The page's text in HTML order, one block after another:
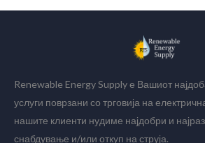
Renewable Energy Supply е Вашиот
услуги поврзани со трговија на
нашите клиенти нудиме најдобри и
снабдување и/или откуп на струја.